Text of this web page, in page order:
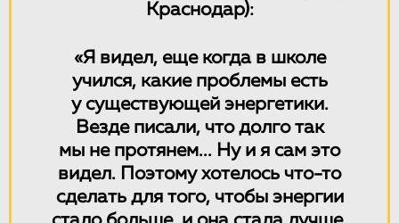
Краснодар):
«Я видел, еще когда в школе
учился, какие проблемы есть
у существующей энергетики.
Везде писали, что долго так
мы не протянем... Ну и я сам это
видел. Поэтому хотелось что-то
сделать для того, чтобы энергии